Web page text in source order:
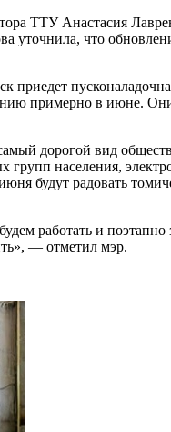
ТТУ Анастасия
уточнила, что
примерно в июне.
дорогой вид
населения,
будут радовать
работать и поэтапно
— отметил мэр.